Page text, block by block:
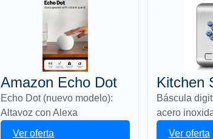
Amazon Echo Dot
Echo Dot (nuevo modelo):
Altavoz con Alexa
Ver oferta
Kitchen
Báscula
acero
Ver oferta